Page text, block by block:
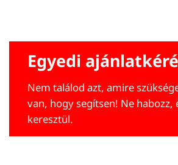
Egyedi
Nem találod azt, amire
van, hogy segítsen! Ne
keresztül.